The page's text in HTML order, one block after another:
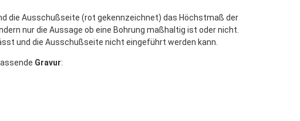
die Ausschußseite (rot gekennzeichnet) das Höchstmaß der
nur die Aussage ob eine Bohrung maßhaltig ist oder nicht.
und die Ausschußseite nicht eingeführt werden kann.
Gravur: